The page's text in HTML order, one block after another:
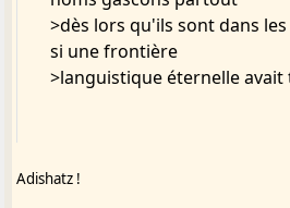
pas en proven�al. L�, je
incomp�tent.
H�t beroy,
>dès lors qu'ils sont dans
si une frontière
>languistique éternelle
Adishatz !